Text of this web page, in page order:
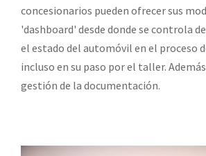
concesionarios pueden ofrecer sus
'dashboard' desde donde se controla
el estado del automóvil en el proceso
incluso en su paso por el taller.
gestión de la documentación.